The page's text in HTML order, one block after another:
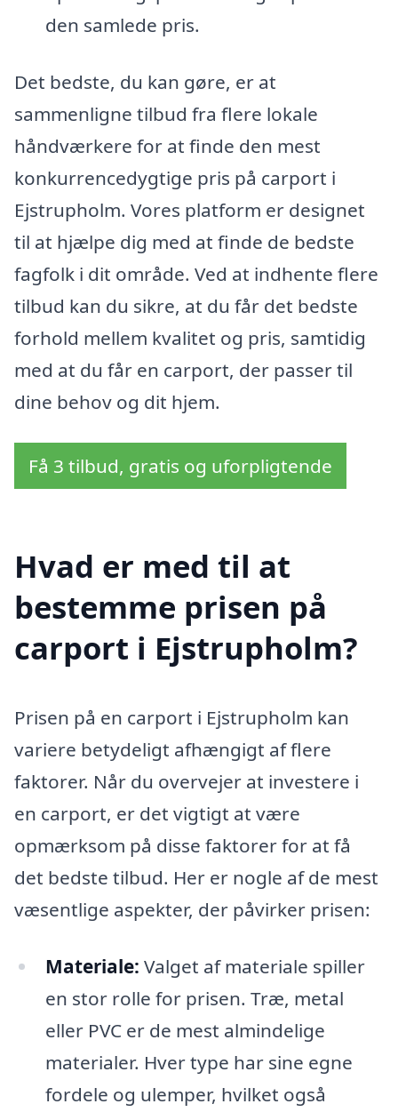
den samlede pris.
Det bedste, du kan gøre, er at
sammenligne tilbud fra flere lokale
håndværkere for at finde den mest
konkurrencedygtige pris på carport i
Ejstrupholm. Vores platform er designet
til at hjælpe dig med at finde de bedste
fagfolk i dit område. Ved at indhente flere
tilbud kan du sikre, at du får det bedste
forhold mellem kvalitet og pris, samtidig
med at du får en carport, der passer til
dine behov og dit hjem.
Få 3 tilbud, gratis og uforpligtende
Hvad er med til at
bestemme prisen på
carport i Ejstrupholm?
Prisen på en carport i Ejstrupholm kan
variere betydeligt afhængigt af flere
faktorer. Når du overvejer at investere i
en carport, er det vigtigt at være
opmærksom på disse faktorer for at få
det bedste tilbud. Her er nogle af de mest
væsentlige aspekter, der påvirker prisen:
Materiale: Valget af materiale spiller
en stor rolle for prisen. Træ, metal
eller PVC er de mest almindelige
materialer. Hver type har sine egne
fordele og ulemper, hvilket også